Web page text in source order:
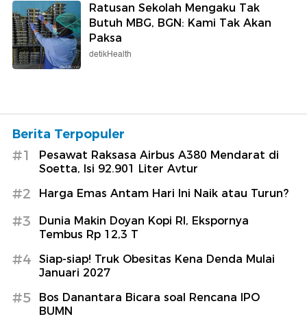
Ratusan Sekolah Mengaku Tak
Butuh MBG, BGN: Kami Tak Akan
Paksa
detikHealth
Berita Terpopuler
#1
Pesawat Raksasa Airbus A380 Mendarat di
Soetta, Isi 92.901 Liter Avtur
#2 Harga Emas Antam Hari Ini Naik atau Turun?
#3
Dunia Makin Doyan Kopi RI, Ekspornya
Tembus Rp 12,3 T
#4
Siap-siap! Truk Obesitas Kena Denda Mulai
Januari 2027
#5
Bos Danantara Bicara soal Rencana IPO
BUMN